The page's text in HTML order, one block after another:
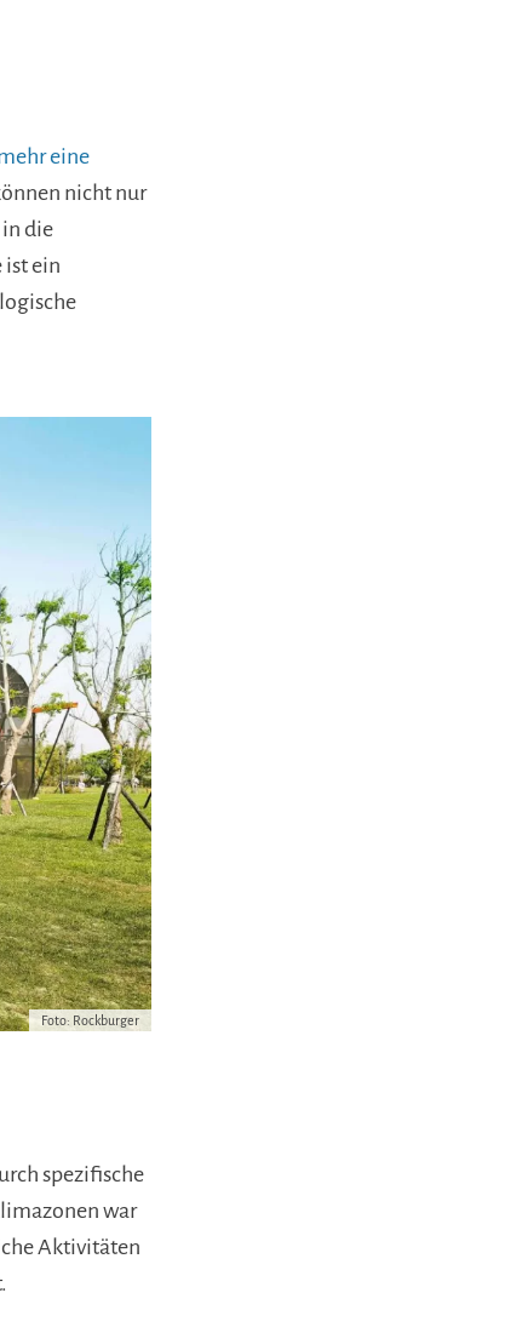
eine
nicht nur
in die
ist ein
Foto: Rockburger
spezifische
war
Aktivitäten